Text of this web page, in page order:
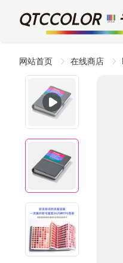
网站首页 在线商店